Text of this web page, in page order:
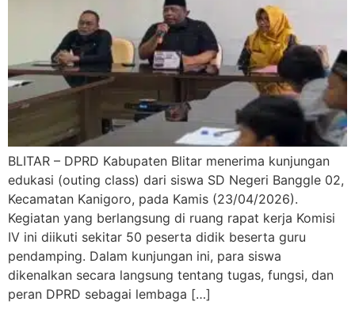
BLITAR – DPRD Kabupaten Blitar menerima kunjungan
edukasi (outing class) dari siswa SD Negeri Banggle 02,
Kecamatan Kanigoro, pada Kamis (23/04/2026).
Kegiatan yang berlangsung di ruang rapat kerja Komisi
IV ini diikuti sekitar 50 peserta didik beserta guru
pendamping. Dalam kunjungan ini, para siswa
dikenalkan secara langsung tentang tugas, fungsi, dan
peran DPRD sebagai lembaga […]